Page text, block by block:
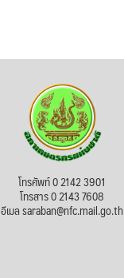
โทรศัพท์ 0 2142 3901
โทรสาร 0 2143 7608
อีเมล saraban@nfc.mail.go.th